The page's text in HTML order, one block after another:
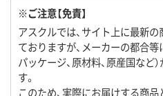
※ご注意【免責】
アスクルでは、サイト上に最新
ておりますが、メーカーの都合等
パッケージ、原材料、原産国など
す。
このため、実際にお届けする商